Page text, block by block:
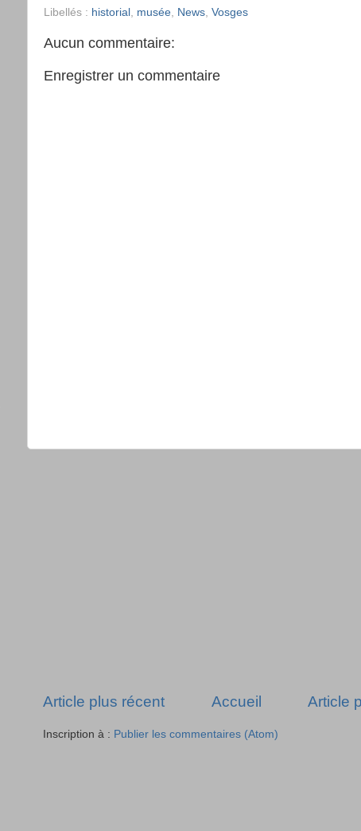
Libellés : historial musée News Vosges
Aucun commentaire:
Enregistrer un commentaire
Article plus récent Article
Accueil
Inscription à : Publier les commentaires (Atom)